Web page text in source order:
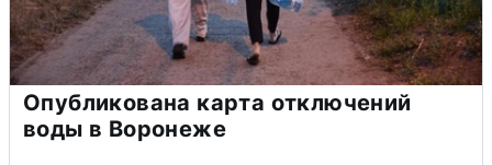
Опубликована карта отключений
воды в Воронеже